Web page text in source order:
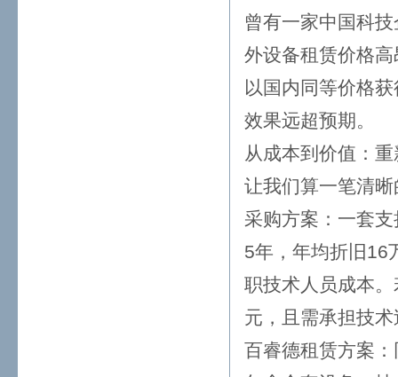
曾有一家中国科
外设备租赁价格
以国内同等价格
效果远超预期。
从成本到价值：
让我们算一笔清
采购方案：一套
5年，年均折旧16
职技术人员成本
元，且需承担技
百睿德租赁方案